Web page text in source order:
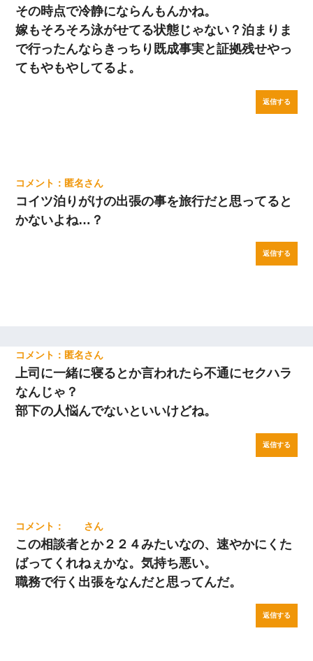
その時点で冷静にならんもんかね。
嫁もそろそろ泳がせてる状態じゃない？泊まりま
で行ったんならきっちり既成事実と証拠残せやっ
てもやもやしてるよ。
返信する
匿名
コイツ泊りがけの出張の事を旅行だと思ってると
かないよね…？
返信する
匿名
上司に一緒に寝るとか言われたら不通にセクハラ
なんじゃ？
部下の人悩んでないといいけどね。
返信する
この相談者とか２２４みたいなの、速やかにくた
ばってくれねぇかな。気持ち悪い。
職務で行く出張をなんだと思ってんだ。
返信する